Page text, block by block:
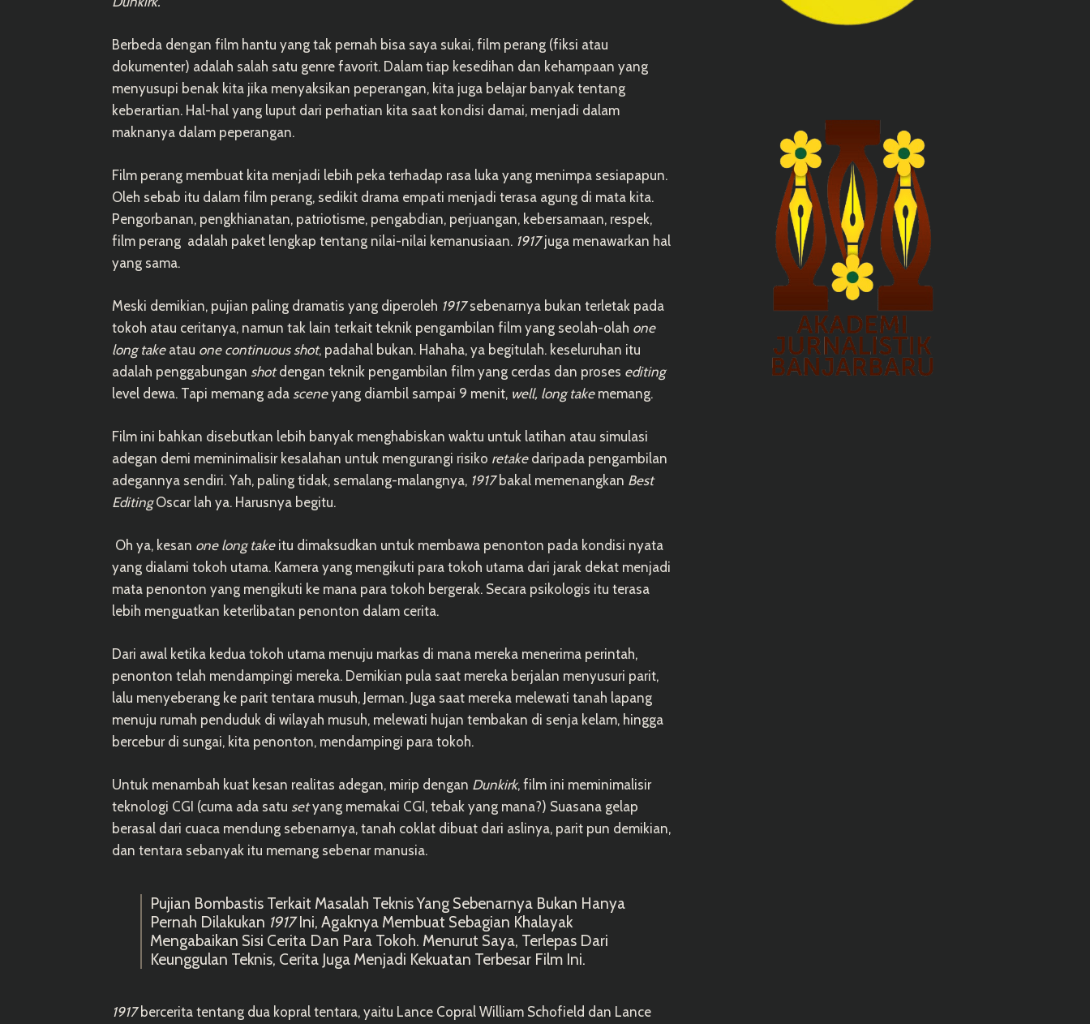
Berbeda dengan film hantu yang tak pernah bisa saya sukai, film perang (fiksi atau
dokumenter) adalah salah satu genre favorit. Dalam tiap kesedihan dan kehampaan yang
menyusupi benak kita jika menyaksikan peperangan, kita juga belajar banyak tentang
keberartian. Hal-hal yang luput dari perhatian kita saat kondisi damai, menjadi dalam
maknanya dalam peperangan.
Film perang membuat kita menjadi lebih peka terhadap rasa luka yang menimpa sesiapapun.
Oleh sebab itu dalam film perang, sedikit drama empati menjadi terasa agung di mata kita.
Pengorbanan, pengkhianatan, patriotisme, pengabdian, perjuangan, kebersamaan, respek,
film perang adalah paket lengkap tentang nilai-nilai kemanusiaan. 1917juga menawarkan hal
yang sama.
Meski demikian, pujian paling dramatis yang diperoleh 1917sebenarnya bukan terletak pada
tokoh atau ceritanya, namun tak lain terkait teknik pengambilan film yang seolah-olah one
long take atau one continuous shot, padahal bukan. Hahaha, ya begitulah. keseluruhan itu
adalah penggabungan shotdengan teknik pengambilan film yang cerdas dan proses editing
level dewa. Tapi memang ada sceneyang diambil sampai 9 menit, well, long takememang.
Film ini bahkan disebutkan lebih banyak menghabiskan waktu untuk latihan atau simulasi
adegan demi meminimalisir kesalahan untuk mengurangi risiko retakedaripada pengambilan
adegannya sendiri. Yah, paling tidak, semalang-malangnya, 1917bakal memenangkan Best
EditingOscar lah ya. Harusnya begitu.
Oh ya, kesan one long take itu dimaksudkan untuk membawa penonton pada kondisi nyata
yang dialami tokoh utama. Kamera yang mengikuti para tokoh utama dari jarak dekat menjadi
mata penonton yang mengikuti ke mana para tokoh bergerak. Secara psikologis itu terasa
lebih menguatkan keterlibatan penonton dalam cerita.
Dari awal ketika kedua tokoh utama menuju markas di mana mereka menerima perintah,
penonton telah mendampingi mereka. Demikian pula saat mereka berjalan menyusuri parit,
lalu menyeberang ke parit tentara musuh, Jerman. Juga saat mereka melewati tanah lapang
menuju rumah penduduk di wilayah musuh, melewati hujan tembakan di senja kelam, hingga
bercebur di sungai, kita penonton, mendampingi para tokoh.
Untuk menambah kuat kesan realitas adegan, mirip dengan Dunkirk, film ini meminimalisir
teknologi CGI (cuma ada satu setyang memakai CGI, tebak yang mana?) Suasana gelap
berasal dari cuaca mendung sebenarnya, tanah coklat dibuat dari aslinya, parit pun demikian,
dan tentara sebanyak itu memang sebenar manusia.
Pujian Bombastis Terkait Masalah Teknis Yang Sebenarnya Bukan Hanya
Pernah Dilakukan 1917Ini, Agaknya Membuat Sebagian Khalayak
Mengabaikan Sisi Cerita Dan Para Tokoh. Menurut Saya, Terlepas Dari
Keunggulan Teknis, Cerita Juga Menjadi Kekuatan Terbesar Film Ini.
1917bercerita tentang dua kopral tentara, yaitu Lance Copral William Schofield dan Lance